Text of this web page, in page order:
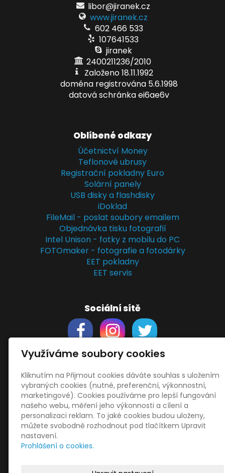
libor@jiranek.cz
www.jiranek.cz
602 466 533
107641533
jiranek
2400211236/2010
Založeno 18.11.1992
doména registrována 5.6.1998
datová schránka ei6ae6v
Oblíbené odkazy
Účetnictví Money
Teflonové ubrusy
Registrační pokladny Euro
Solární panely
USB disky a flashdisky
iDoklad
FileMail - poslat soubory emailem
Objednávka tisku fotografií
Intel Unison - fotky z mobilu do PC
FOTOmaker - fotografie a fotodárky
EET pokladny
EET servis
Sociální sítě
Support
Obchodní podmínky
Zásady zpracování osobních údajů
Obrázky použityvecteezy.com
adepositphotos.com
OneDrive
HopToDesk
Využíváme soubory cookies
Kliknutím na Přijmout cookies dáváte souhlas s uložením
vybraných cookies (nutné, preferenční, výkonnostní,
marketingové). Cookies používáme pro lepší fungování
našeho webu, měření jeho výkonnosti a cílení a
personalizaci reklam. To jaké cookies budou uloženy,
můžete svobodně rozhodnout pod tlačítkem Upravit
nastavení.
Prohlášení o cookies.